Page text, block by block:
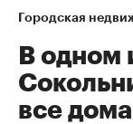
Городская
В одном
все